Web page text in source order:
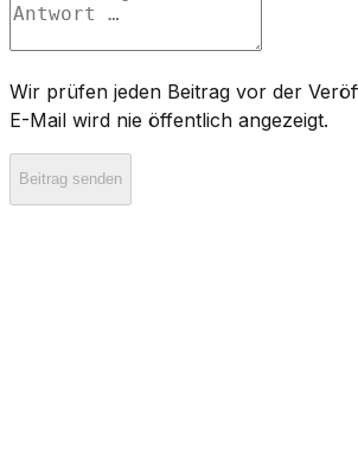
Wir prüfen jeden Beitrag vor der
E-Mail wird nie öffentlich angezeigt.
Beitrag senden